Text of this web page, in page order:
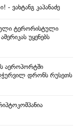
ვახტანგ კაპანაძე
ტერორისტული
უყენებს
აეროპორტში
დრონს რუსეთს